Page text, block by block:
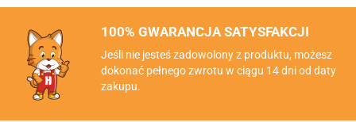
100% GWARANCJA SATYSFAKCJI
Jeśli nie jesteś zadowolony z produktu, możesz
dokonać pełnego zwrotu w ciągu 14 dni od daty
zakupu.